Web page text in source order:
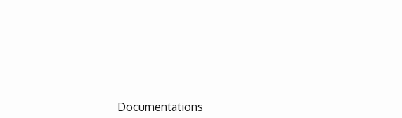
Documentations